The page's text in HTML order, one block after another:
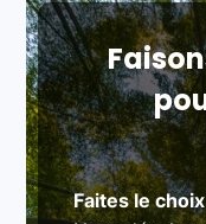
Respect des
référentiel
Faites le